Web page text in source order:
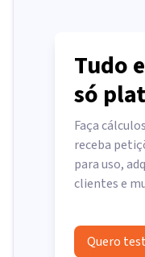
Tudo
só
Faça
receba
para uso,
clientes e
Quero